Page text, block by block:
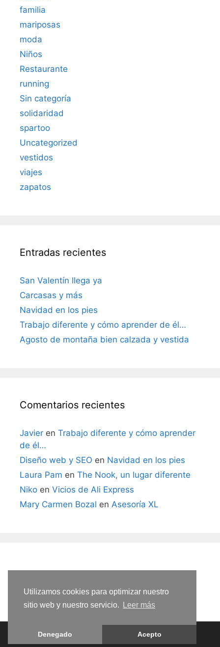
Utilizamos cookies para optimizar nuestro
sitio web y nuestro servicio.
Leer más
Denegado Acepto
familia
mariposas
moda
Niños
Restaurante
running
Sin categoría
solidaridad
spartoo
Uncategorized
vestidos
viajes
zapatos
Entradas recientes
San Valentín llega ya
Carcasas y más
Navidad en los pies
Trabajo diferente y cómo aprender de él…
Agosto de montaña bien calzada y vestida
Comentarios recientes
Javier en Trabajo diferente y cómo aprender
de él…
Diseño web y SEO en Navidad en los pies
Laura Pam en The Nook, un lugar diferente
Niko en Vicios de Ali Express
Mary Carmen Bozal en Asesoría XL
© 2026 CurvasG • Funciona conGeneratePress